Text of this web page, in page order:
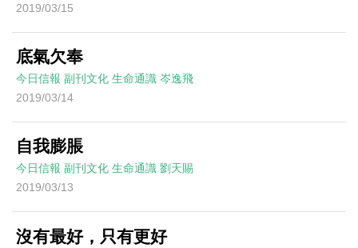
2019/03/15
底氣欠奉
今日信報 副刊文化 生命通識 岑逸飛
2019/03/14
自我膨脹
今日信報 副刊文化 生命通識 劉天賜
2019/03/13
沒有最好，只有更好